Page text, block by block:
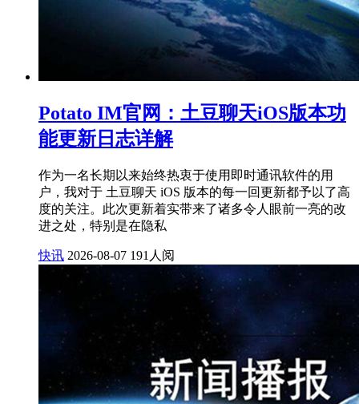
Potato IM官网：土豆聊天iOS版本功
能更新日志详解
作为一名长期以来始终热衷于使用即时通讯软件的用
户，我对于 土豆聊天 iOS 版本的每一回更新都予以了高
度的关注。此次更新着实带来了诸多令人眼前一亮的改
进之处，特别是在隐私
快讯 2026-08-07 191人阅